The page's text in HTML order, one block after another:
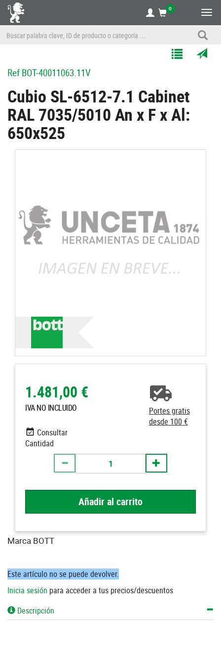
0
Listas
RefBOT-40011063.11V
Cubio SL-6512-7.1 Cabinet
RAL 7035/5010 An x F x Al:
650x525
1.481,00 €
IVA NO INCLUIDO
Portes gratis
desde 100 €
Consultar
Cantidad
Añadir al carrito
Marca BOTT
Este artículo no se puede devolver.
Inicia sesión para acceder a tus precios/descuentos
Descripción